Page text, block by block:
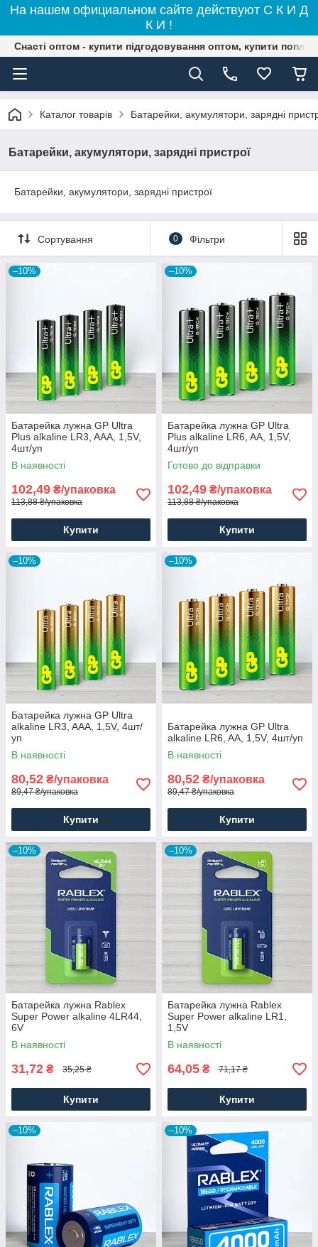
На нашем официальном сайте действуют С К И Д
К И !
Снасті оптом - купити підгодовування оптом, купити
Каталог товарів Батарейки, акумулятори, зарядні
Батарейки, акумулятори, зарядні пристрої
Батарейки, акумулятори, зарядні пристрої
Сортування 0 Фільтри
–10%
Батарейка лужна GP Ultra
Plus alkaline LR3, AAA, 1,5V,
4шт/уп
В наявності
102,49 ₴/упаковка
113,88 ₴/упаковка
Купити
–10%
Батарейка лужна GP Ultra
Plus alkaline LR6, AA, 1,5V,
4шт/уп
Готово до відправки
102,49 ₴/упаковка
113,88 ₴/упаковка
Купити
–10%
Батарейка лужна GP Ultra
alkaline LR3, AAA, 1,5V, 4шт/
уп
В наявності
80,52 ₴/упаковка
89,47 ₴/упаковка
Купити
–10%
Батарейка лужна GP Ultra
alkaline LR6, AA, 1,5V, 4шт/уп
В наявності
80,52 ₴/упаковка
89,47 ₴/упаковка
Купити
–10%
Батарейка лужна Rablex
Super Power alkaline 4LR44,
6V
В наявності
31,72 ₴ 35,25 ₴
Купити
–10%
Батарейка лужна Rablex
Super Power alkaline LR1,
1,5V
В наявності
64,05 ₴ 71,17 ₴
Купити
–10% –10%